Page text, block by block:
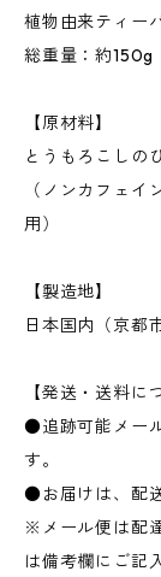
植物由来ティー
総重量：約150g
【原材料】
とうもろこしの
（ノンカフェ
用）
【製造地】
日本国内（京都
【発送・送料に
●追跡可能メー
す。
●お届けは、配
※メール便は配
は備考欄にご記